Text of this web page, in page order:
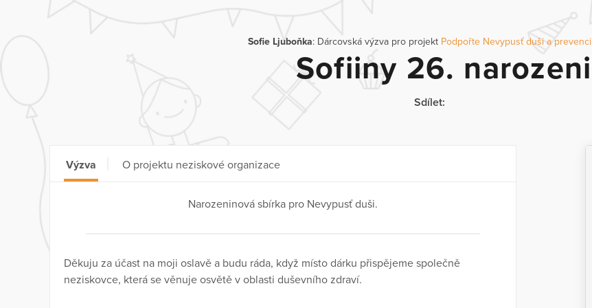
Sofie Ljuboňka: Dárcovská výzva pro projekt Podpořte Nevypusť duši a
Sofiiny 26.
Sdílet:
Výzva O projektu neziskové organizace
Narozeninová sbírka pro Nevypusť duši.
Děkuju za účast na moji oslavě a budu ráda, když místo dárku přispějeme společně
neziskovce, která se věnuje osvětě v oblasti duševního zdraví.